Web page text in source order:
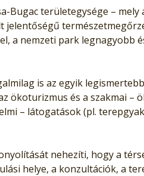
Bugac területegysége – mely
jelentőségű
a nemzeti park legnagyobb
is az egyik
ökoturizmus és a szakmai
– látogatások (pl.
nehezíti, hogy a
helye, a konzultációk, a